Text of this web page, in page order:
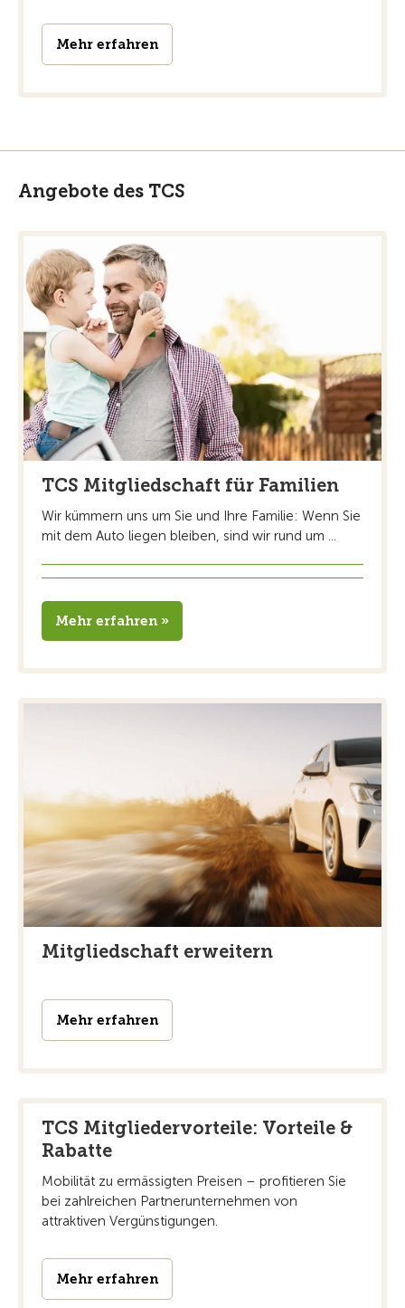
Mehr erfahren
Angebote des TCS
TCS Mitgliedschaft für Familien
Wir kümmern uns um Sie und Ihre Familie: Wenn Sie
mit dem Auto liegen bleiben, sind wir rund um ...
Mehr erfahren »
Mitgliedschaft erweitern
Mehr erfahren
TCS Mitgliedervorteile: Vorteile &
Rabatte
Mobilität zu ermässigten Preisen – profitieren Sie
bei zahlreichen Partnerunternehmen von
attraktiven Vergünstigungen.
Mehr erfahren